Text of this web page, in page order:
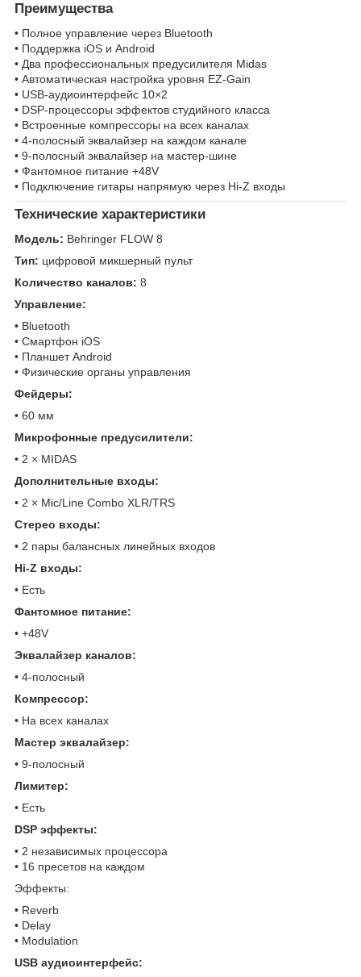
Преимущества
• Полное управление через Bluetooth
• Поддержка iOS и Android
• Два профессиональных предусилителя Midas
• Автоматическая настройка уровня EZ-Gain
• USB-аудиоинтерфейс 10×2
• DSP-процессоры эффектов студийного класса
• Встроенные компрессоры на всех каналах
• 4-полосный эквалайзер на каждом канале
• 9-полосный эквалайзер на мастер-шине
• Фантомное питание +48V
• Подключение гитары напрямую через Hi-Z входы
Технические характеристики
Модель: Behringer FLOW 8
Тип: цифровой микшерный пульт
Количество каналов: 8
Управление:
• Bluetooth
• Смартфон iOS
• Планшет Android
• Физические органы управления
Фейдеры:
• 60 мм
Микрофонные предусилители:
• 2 × MIDAS
Дополнительные входы:
• 2 × Mic/Line Combo XLR/TRS
Стерео входы:
• 2 пары балансных линейных входов
Hi-Z входы:
• Есть
Фантомное питание:
• +48V
Эквалайзер каналов:
• 4-полосный
Компрессор:
• На всех каналах
Мастер эквалайзер:
• 9-полосный
Лимитер:
• Есть
DSP эффекты:
• 2 независимых процессора
• 16 пресетов на каждом
Эффекты:
• Reverb
• Delay
• Modulation
USB аудиоинтерфейс: